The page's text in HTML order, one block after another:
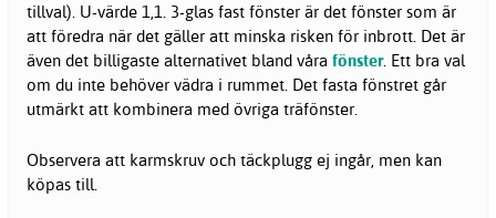
tillval). U-värde 1,1. 3-glas fast fönster är det fönster som är
att föredra när det gäller att minska risken för inbrott. Det är
även det billigaste alternativet bland våra fönster. Ett bra val
om du inte behöver vädra i rummet. Det fasta fönstret går
utmärkt att kombinera med övriga träfönster.
Observera att karmskruv och täckplugg ej ingår, men kan
köpas till.